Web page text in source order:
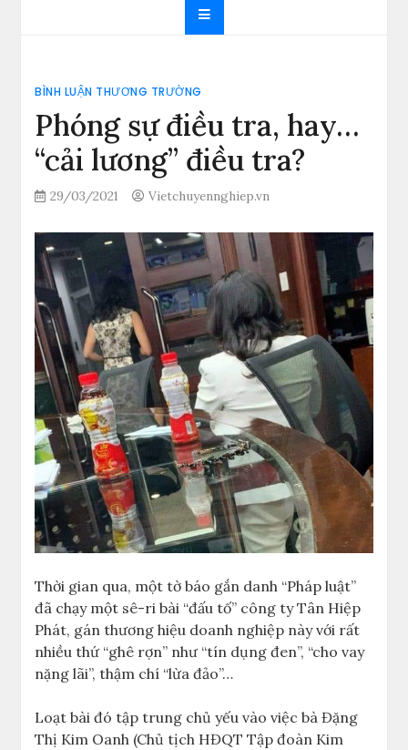
BÌNH LUẬN THƯƠNG TRƯỜNG
Phóng sự điều tra, hay…
“cải lương” điều tra?
29/03/2021 Vietchuyennghiep.vn
Thời gian qua, một tờ báo gắn danh “Pháp luật”
đã chạy một sê-ri bài “đấu tố” công ty Tân Hiệp
Phát, gán thương hiệu doanh nghiệp này với rất
nhiều thứ “ghê rợn” như “tín dụng đen”, “cho vay
nặng lãi”, thậm chí “lừa đảo”…
Loạt bài đó tập trung chủ yếu vào việc bà Đặng
Thị Kim Oanh (Chủ tịch HĐQT Tập đoàn Kim